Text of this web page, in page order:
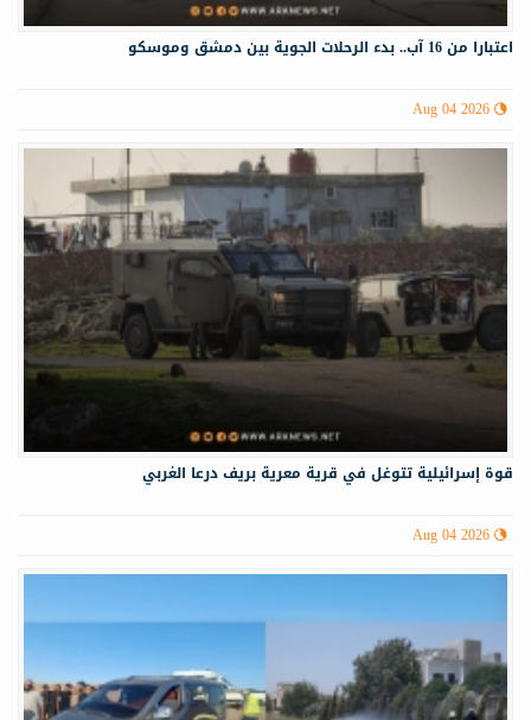
اعتبارا من 16 آب.. بدء الرحلات الجوية بين دمشق وموسكو
Aug 04 2026
قوة إسرائيلية تتوغل في قرية معرية بريف درعا الغربي
Aug 04 2026